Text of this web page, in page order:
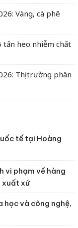
Vàng, cà phê
tấn heo nhiễm chất
Thị trường phân
tế tại Hoàng
vi phạm về hàng
xuất xứ
học và công nghệ,